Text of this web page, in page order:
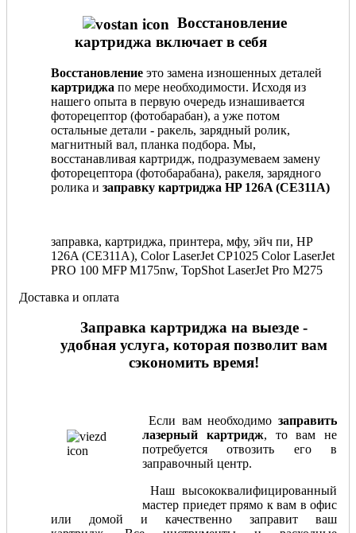
Восстановление
картриджа включает в себя
Восстановление это замена изношенных деталей
картриджа по мере необходимости. Исходя из
нашего опыта в первую очередь изнашивается
фоторецептор (фотобарабан), а уже потом
остальные детали - ракель, зарядный ролик,
магнитный вал, планка подбора. Мы,
восстанавливая картридж, подразумеваем замену
фоторецептора (фотобарабана), ракеля, зарядного
ролика и заправку картриджа HP 126A (CE311A)
заправка, картриджа, принтера, мфу, эйч пи, HP
126A (CE311A), Color LaserJet CP1025 Color LaserJet
PRO 100 MFP M175nw, TopShot LaserJet Pro M275
Доставка и оплата
Заправка картриджа на выезде -
удобная услуга, которая позволит вам
сэкономить время!
Если вам необходимо заправить
лазерный картридж, то вам не
потребуется отвозить его в
заправочный центр.
Наш высококвалифицированный
мастер приедет прямо к вам в офис
или домой и качественно заправит ваш